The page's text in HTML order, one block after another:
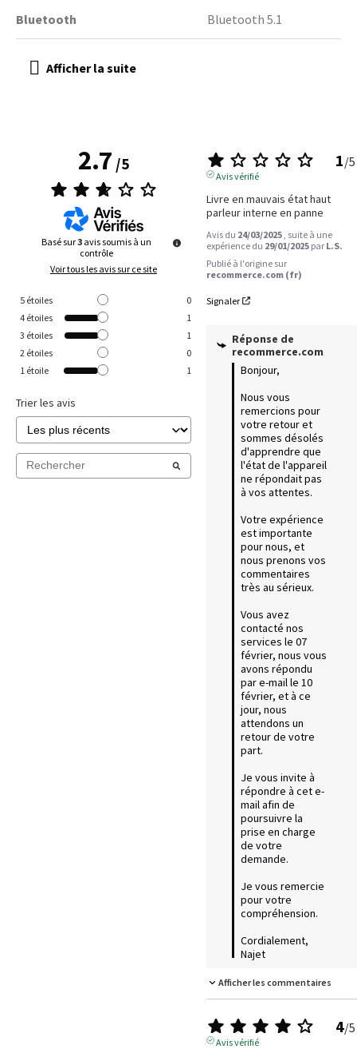
Bluetooth Bluetooth 5.1
2.7/5
Basé sur3 avis soumis à un
contrôle
Voir tous les avis sur ce site
5 étoiles
0
4 étoiles
1
3 étoiles
1
2 étoiles
0
1 étoile 1
Trier les avis
1/5
Avis vérifié
Livre en mauvais état haut
parleur interne en panne
Avis du 24/03/2025 , suite à une
expérience du 29/01/2025 par L.S.
Publié à l'origine sur
recommerce.com (fr)
Signaler
Réponse de
recommerce.com
Bonjour,
Nous vous
remercions pour
votre retour et
sommes désolés
d'apprendre que
l'état de l'appareil
ne répondait pas
à vos attentes.
Votre expérience
est importante
pour nous, et
nous prenons vos
commentaires
très au sérieux.
Vous avez
contacté nos
services le 07
février, nous vous
avons répondu
par e-mail le 10
février, et à ce
jour, nous
attendons un
retour de votre
part.
Je vous invite à
répondre à cet e-
mail afin de
poursuivre la
prise en charge
de votre
demande.
Je vous remercie
pour votre
compréhension.
Cordialement,
Najet
Afficher les commentaires
4/5
Avis vérifié